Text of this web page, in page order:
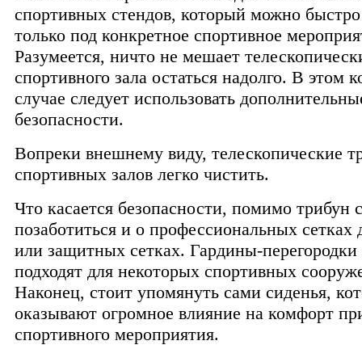
спортивных стендов, который можно быстро
только под конкретное спортивное
Разумеется, ничто не мешает
спортивного зала остаться надолго. В этом
случае следует использовать
безопасности.
Вопреки внешнему виду, телескопические
спортивных залов легко чистить.
Что касается безопасности, помимо трибун
позаботиться и о профессиональных сетках
или защитных сетках. Гардины-перегородки
подходят для некоторых спортивных
Наконец, стоит упомянуть сами сиденья,
оказывают огромное влияние на комфорт
спортивного мероприятия.